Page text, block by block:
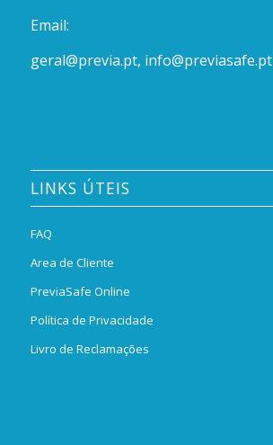
Email:
geral@previa.pt, info@previasafe.pt
LINKS ÚTEIS
FAQ
Area de Cliente
PreviaSafe Online
Política de Privacidade
Livro de Reclamações